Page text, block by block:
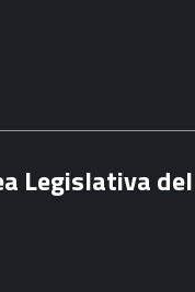
Legislativa